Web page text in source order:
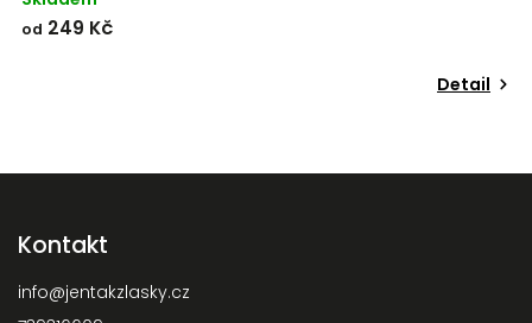
od 249 Kč
Detail
Kontakt
info@jentakzlasky.cz